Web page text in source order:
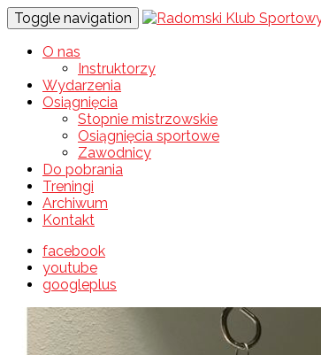
Toggle navigation
O nas
Instruktorzy
Wydarzenia
Osiągnięcia
Stopnie mistrzowskie
Osiągnięcia sportowe
Zawodnicy
Do pobrania
Treningi
Archiwum
Kontakt
facebook
youtube
googleplus